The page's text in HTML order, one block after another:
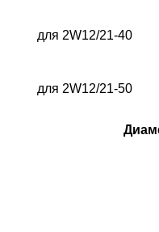
для 2W12/21-40
для 2W12/21-50